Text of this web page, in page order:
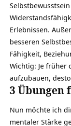
Selbstbewusstsein
Erlebnissen.
besseren
Fähigkeit,
Wichtig: Je früher
aufzubauen,
3 Übungen
Nun möchte ich
mentaler Stärke